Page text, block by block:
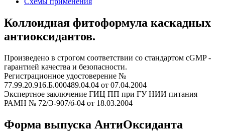
Коллоидная фитоформула каскадных
антиоксидантов.
Произведено в строгом соответствии со стандартом cGMP -
гарантией качества и безопасности.
Регистрационное удостоверение №
77.99.20.916.Б.000489.04.04 от 07.04.2004
Экспертное заключение ГИЦ ПП при ГУ НИИ питания
РАМН № 72/Э-907/б-­04 от 18.03.2004
Форма выпуска АнтиОксиданта